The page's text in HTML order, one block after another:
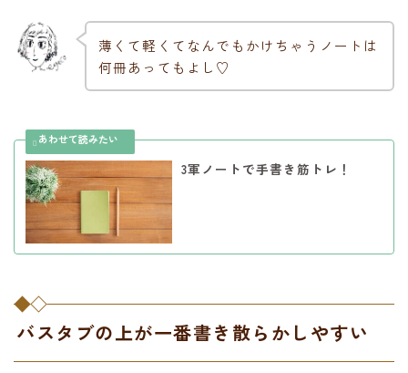
薄くて軽くてなんでもかけちゃうノートは
何冊あってもよし♡
3軍ノートで手書き筋トレ！
バスタブの上が一番書き散らかしやすい